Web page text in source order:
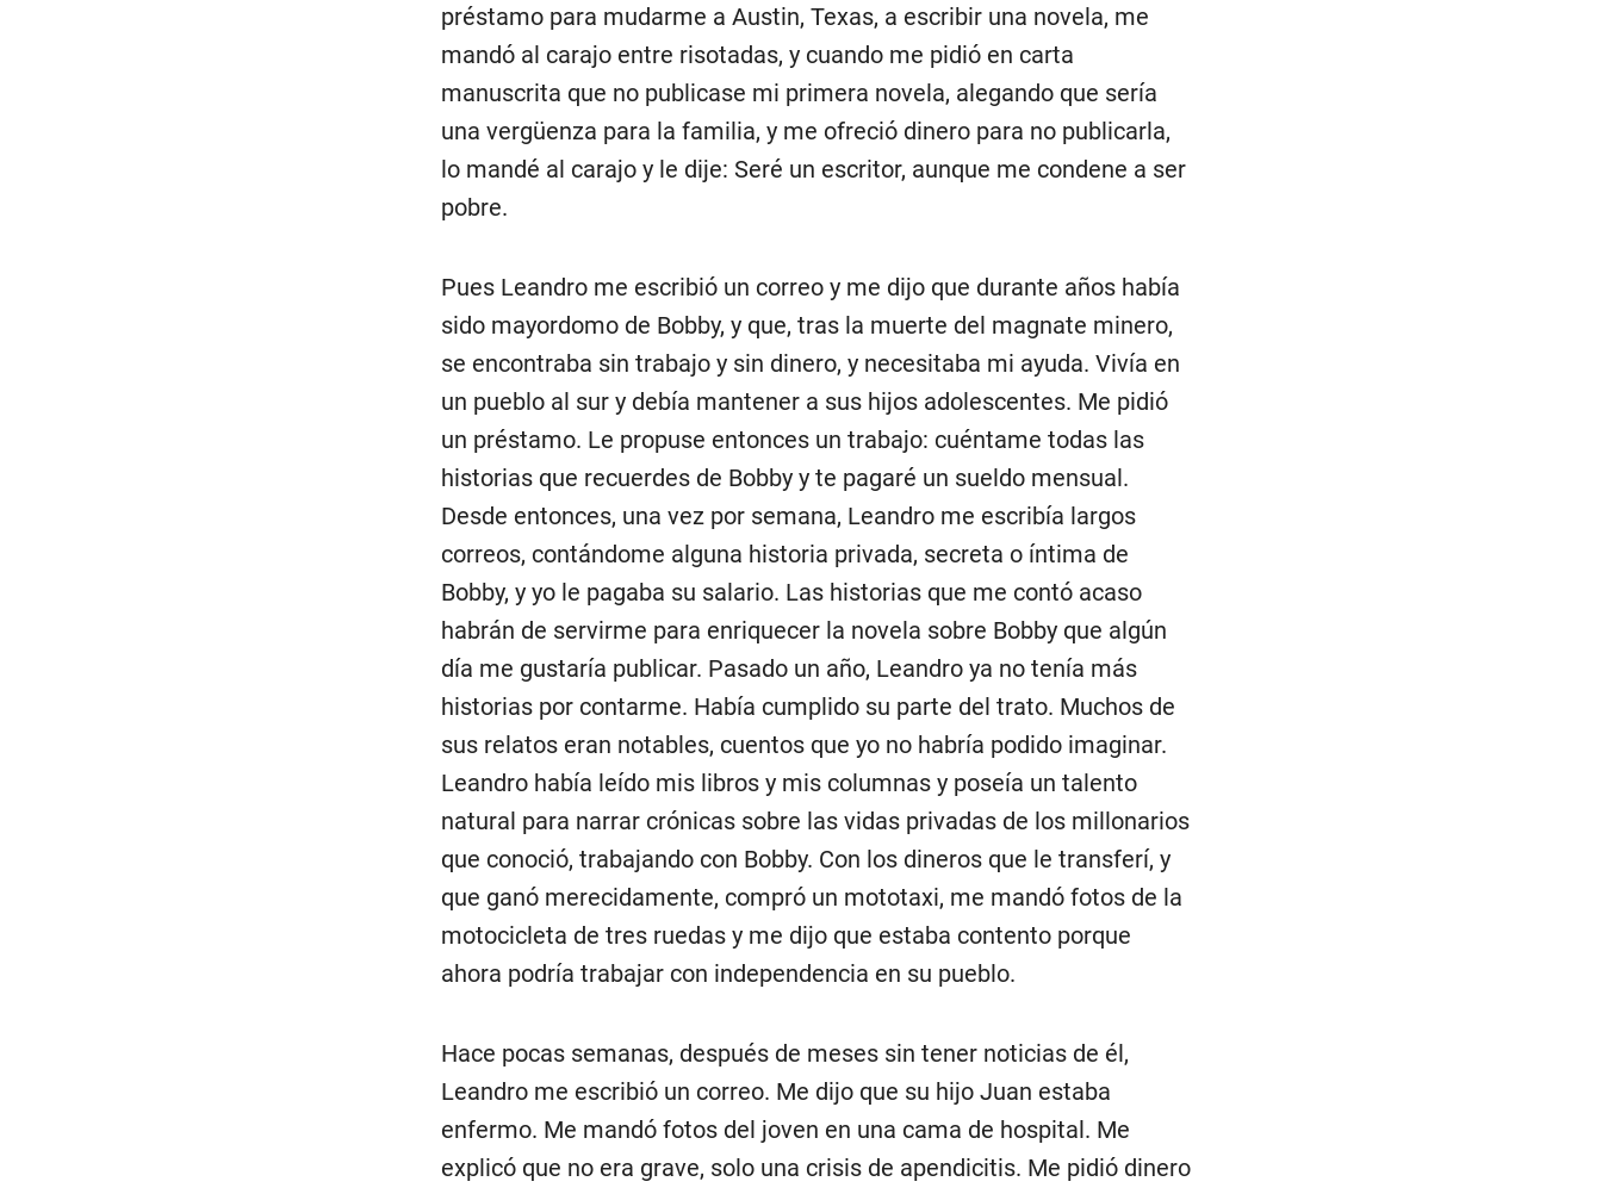
préstamo para mudarme a Austin, Texas, a escribir una novela, me
mandó al carajo entre risotadas, y cuando me pidió en carta
manuscrita que no publicase mi primera novela, alegando que sería
una vergüenza para la familia, y me ofreció dinero para no publicarla,
lo mandé al carajo y le dije: Seré un escritor, aunque me condene a ser
pobre.
Pues Leandro me escribió un correo y me dijo que durante años había
sido mayordomo de Bobby, y que, tras la muerte del magnate minero,
se encontraba sin trabajo y sin dinero, y necesitaba mi ayuda. Vivía en
un pueblo al sur y debía mantener a sus hijos adolescentes. Me pidió
un préstamo. Le propuse entonces un trabajo: cuéntame todas las
historias que recuerdes de Bobby y te pagaré un sueldo mensual.
Desde entonces, una vez por semana, Leandro me escribía largos
correos, contándome alguna historia privada, secreta o íntima de
Bobby, y yo le pagaba su salario. Las historias que me contó acaso
habrán de servirme para enriquecer la novela sobre Bobby que algún
día me gustaría publicar. Pasado un año, Leandro ya no tenía más
historias por contarme. Había cumplido su parte del trato. Muchos de
sus relatos eran notables, cuentos que yo no habría podido imaginar.
Leandro había leído mis libros y mis columnas y poseía un talento
natural para narrar crónicas sobre las vidas privadas de los millonarios
que conoció, trabajando con Bobby. Con los dineros que le transferí, y
que ganó merecidamente, compró un mototaxi, me mandó fotos de la
motocicleta de tres ruedas y me dijo que estaba contento porque
ahora podría trabajar con independencia en su pueblo.
Hace pocas semanas, después de meses sin tener noticias de él,
Leandro me escribió un correo. Me dijo que su hijo Juan estaba
enfermo. Me mandó fotos del joven en una cama de hospital. Me
explicó que no era grave, solo una crisis de apendicitis. Me pidió dinero